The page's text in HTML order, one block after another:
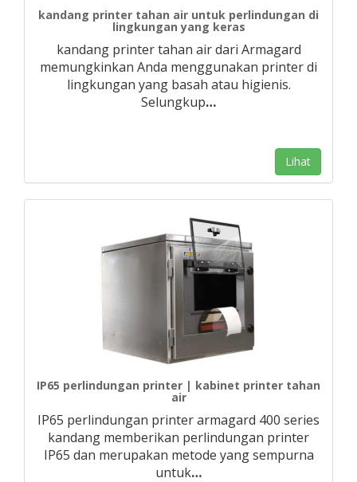
kandang printer tahan air untuk perlindungan di
lingkungan yang keras
kandang printer tahan air dari Armagard
memungkinkan Anda menggunakan printer di
lingkungan yang basah atau higienis.
Selungkup…
Lihat
IP65 perlindungan printer | kabinet printer tahan
air
IP65 perlindungan printer armagard 400 series
kandang memberikan perlindungan printer
IP65 dan merupakan metode yang sempurna
untuk…